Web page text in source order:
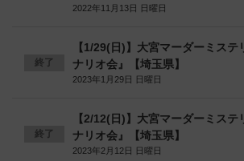
2022年11月13日 日曜日
終了
【1/29(日)】大宮マーダーミステ
ナリオ会』【埼玉県】
2023年1月29日 日曜日
終了
【2/12(日)】大宮マーダーミステ
ナリオ会』【埼玉県】
2023年2月12日 日曜日